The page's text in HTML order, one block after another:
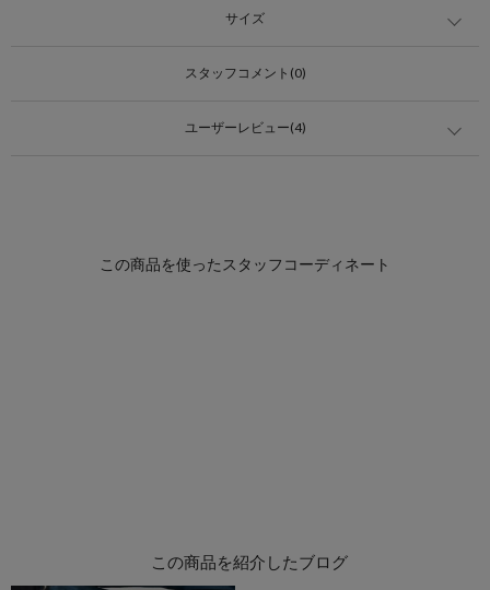
サイズ
スタッフコメント(0)
ユーザーレビュー(4)
この商品を紹介したブログ